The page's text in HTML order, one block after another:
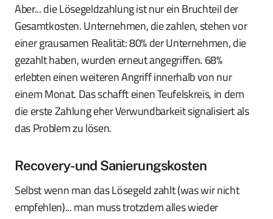
Aber... die Lösegeldzahlung ist nur ein Bruchteil der
Gesamtkosten. Unternehmen, die zahlen, stehen vor
einer grausamen Realität: 80% der Unternehmen, die
gezahlt haben, wurden erneut angegriffen. 68%
erlebten einen weiteren Angriff innerhalb von nur
einem Monat. Das schafft einen Teufelskreis, in dem
die erste Zahlung eher Verwundbarkeit signalisiert als
das Problem zu lösen.
Recovery- und Sanierungskosten
Selbst wenn man das Lösegeld zahlt (was wir nicht
empfehlen)... man muss trotzdem alles wieder